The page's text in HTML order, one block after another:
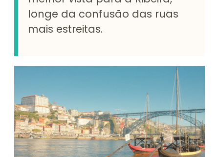
longe da confusão das ruas
mais estreitas.